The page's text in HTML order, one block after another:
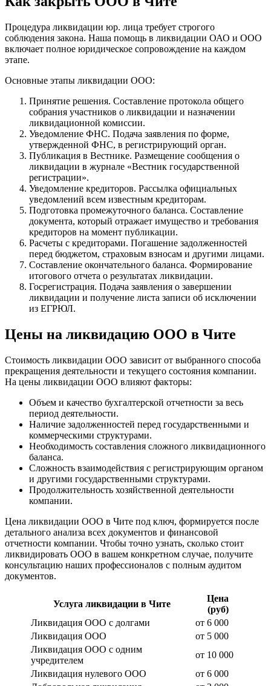
Процедура ликвидации юр. лица требует строгого
соблюдения закона. Наша помощь в ликвидации ОАО и ООО
включает полное юридическое сопровождение на каждом
этапе.
Основные этапы ликвидации ООО:
Принятие решения. Составление протокола общего
собрания участников о ликвидации и назначении
ликвидационной комиссии.
Уведомление ФНС. Подача заявления по форме,
утвержденной ФНС, в регистрирующий орган.
Публикация в Вестнике. Размещение сообщения о
ликвидации в журнале «Вестник государственной
регистрации».
Уведомление кредиторов. Рассылка официальных
уведомлений всем известным кредиторам.
Подготовка промежуточного баланса. Составление
документа, который отражает имущество и требования
кредиторов на момент публикации.
Расчеты с кредиторами. Погашение задолженностей
перед бюджетом, страховым взносам и другими лицами.
Составление окончательного баланса. Формирование
итогового отчета о результатах ликвидации.
Госрегистрация. Подача заявления о завершении
ликвидации и получение листа записи об исключении
из ЕГРЮЛ.
Цены на ликвидацию ООО в Чите
Стоимость ликвидации ООО зависит от выбранного способа
прекращения деятельности и текущего состояния компании.
На цены ликвидации ООО влияют факторы:
Объем и качество бухгалтерской отчетности за весь
период деятельности.
Наличие задолженностей перед государственными и
коммерческими структурами.
Необходимость составления сложного ликвидационного
баланса.
Сложность взаимодействия с регистрирующим органом
и другими государственными структурами.
Продолжительность хозяйственной деятельности
компании.
Цена ликвидации ООО в Чите под ключ, формируется после
детального анализа всех документов и финансовой
отчетности компании. Чтобы точно узнать, сколько стоит
ликвидировать ООО в вашем конкретном случае, получите
консультацию наших профессионалов с полным аудитом
документов.
Услуга ликвидации в Чите
Цена
(руб)
Ликвидация ООО с долгами
от 6 000
Ликвидация ООО
от 5 000
Ликвидация ООО с одним
учредителем
от 10 000
Ликвидация нулевого ООО
от 6 000